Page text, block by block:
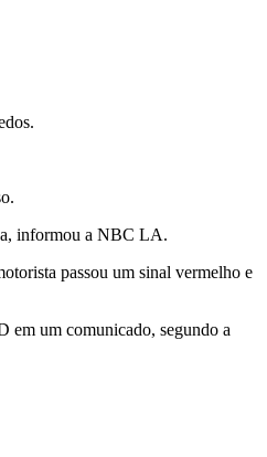
informou a NBC LA.
passou um sinal vermelho e
em um comunicado, segundo a